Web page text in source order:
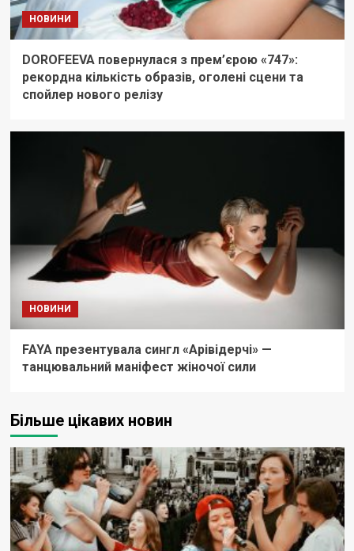
НОВИНИ
DOROFEEVA повернулася з прем’єрою «747»:
рекордна кількість образів, оголені сцени та
спойлер нового релізу
НОВИНИ
FAYA презентувала сингл «Арівідерчі» —
танцювальний маніфест жіночої сили
Більше цікавих новин